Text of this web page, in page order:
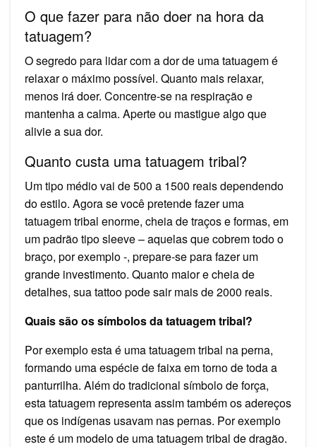
O que fazer para não doer na hora da
tatuagem?
O segredo para lidar com a dor de uma tatuagem é
relaxar o máximo possível. Quanto mais relaxar,
menos irá doer. Concentre-se na respiração e
mantenha a calma. Aperte ou mastigue algo que
alivie a sua dor.
Quanto custa uma tatuagem tribal?
Um tipo médio vai de 500 a 1500 reais dependendo
do estilo. Agora se você pretende fazer uma
tatuagem tribal enorme, cheia de traços e formas, em
um padrão tipo sleeve – aquelas que cobrem todo o
braço, por exemplo -, prepare-se para fazer um
grande investimento. Quanto maior e cheia de
detalhes, sua tattoo pode sair mais de 2000 reais.
Quais são os símbolos da tatuagem tribal?
Por exemplo esta é uma tatuagem tribal na perna,
formando uma espécie de faixa em torno de toda a
panturrilha. Além do tradicional símbolo de força,
esta tatuagem representa assim também os adereços
que os indígenas usavam nas pernas. Por exemplo
este é um modelo de uma tatuagem tribal de dragão.